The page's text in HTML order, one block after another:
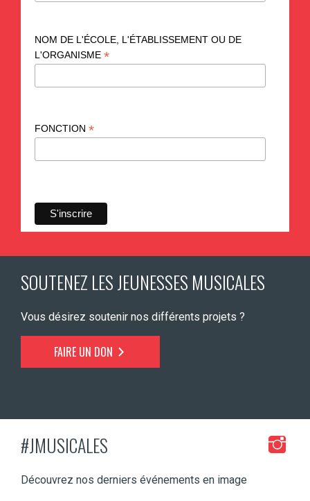
NOM DE L'ÉCOLE, L'ÉTABLISSEMENT OU DE
L'ORGANISME *
FONCTION *
SOUTENEZ LES JEUNESSES MUSICALES
Vous désirez soutenir nos différents projets ?
FAIRE UN DON
#JMUSICALES
Découvrez nos derniers événements en image